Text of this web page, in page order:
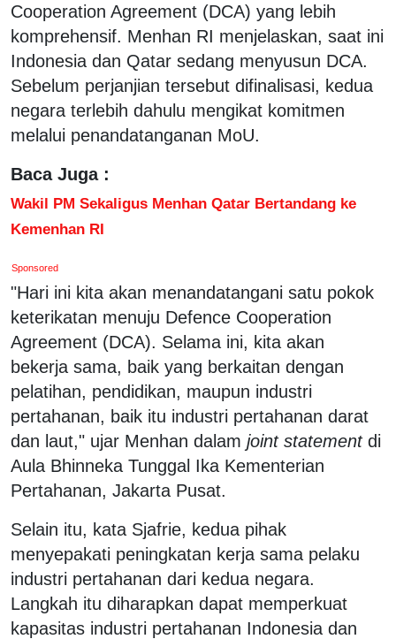
Cooperation Agreement (DCA) yang lebih
komprehensif. Menhan RI menjelaskan, saat ini
Indonesia dan Qatar sedang menyusun DCA.
Sebelum perjanjian tersebut difinalisasi, kedua
negara terlebih dahulu mengikat komitmen
melalui penandatanganan MoU.
Baca Juga :
Wakil PM Sekaligus Menhan Qatar Bertandang ke
Kemenhan RI
Sponsored
"Hari ini kita akan menandatangani satu pokok
keterikatan menuju Defence Cooperation
Agreement (DCA). Selama ini, kita akan
bekerja sama, baik yang berkaitan dengan
pelatihan, pendidikan, maupun industri
pertahanan, baik itu industri pertahanan darat
dan laut," ujar Menhan dalam joint statementdi
Aula Bhinneka Tunggal Ika Kementerian
Pertahanan, Jakarta Pusat.
Selain itu, kata Sjafrie, kedua pihak
menyepakati peningkatan kerja sama pelaku
industri pertahanan dari kedua negara.
Langkah itu diharapkan dapat memperkuat
kapasitas industri pertahanan Indonesia dan